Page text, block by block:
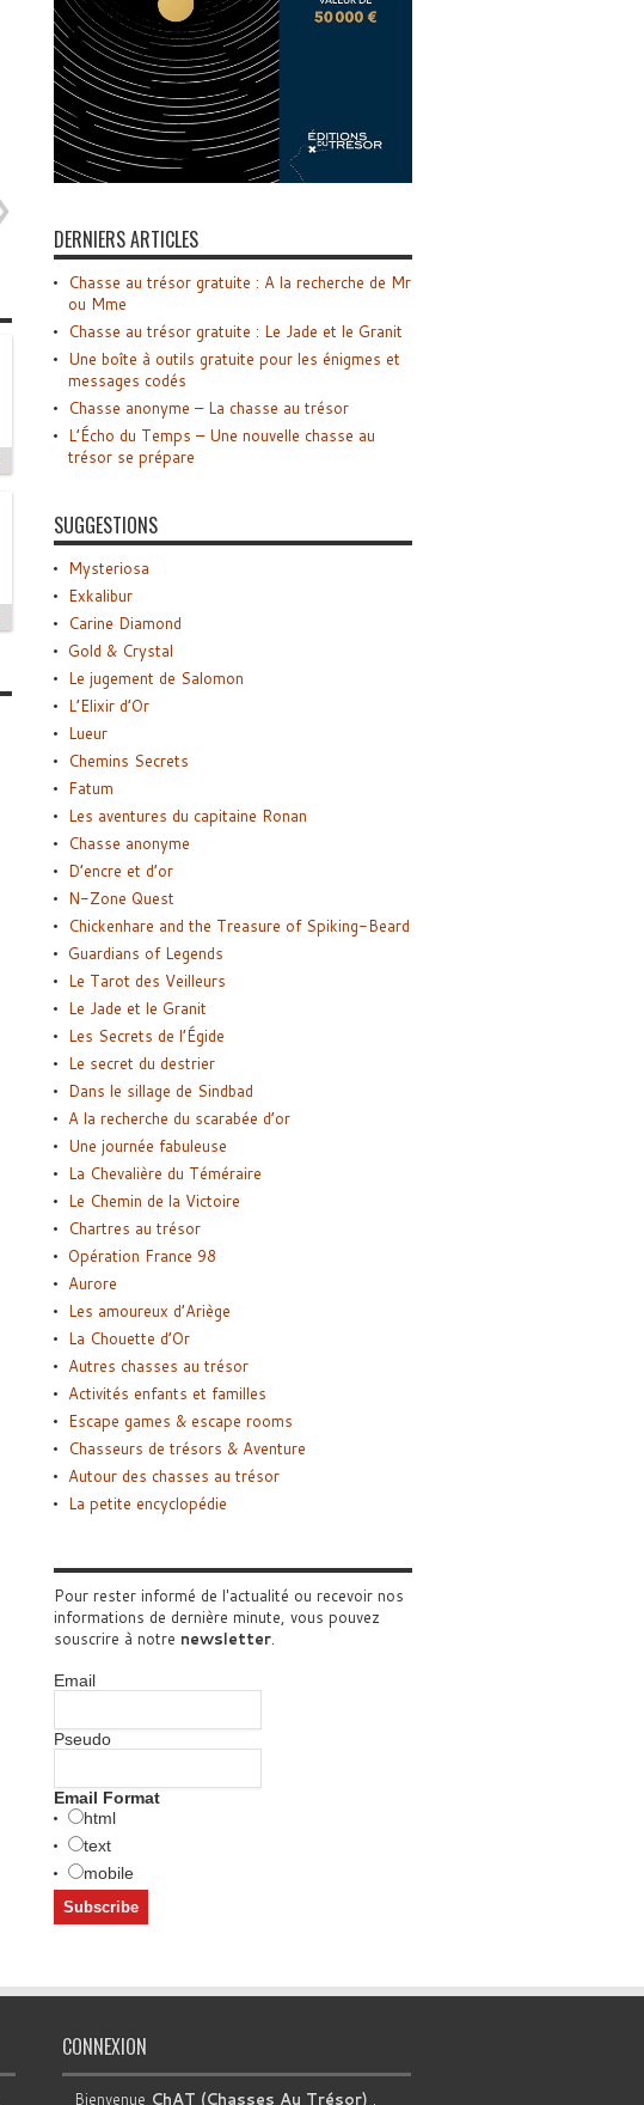
DERNIERS ARTICLES
Chasse au trésor gratuite : A la recherche de Mr
ou Mme
Chasse au trésor gratuite : Le Jade et le Granit
Une boîte à outils gratuite pour les énigmes et
messages codés
Chasse anonyme – La chasse au trésor
L’Écho du Temps – Une nouvelle chasse au
trésor se prépare
SUGGESTIONS
Mysteriosa
Exkalibur
Carine Diamond
Gold & Crystal
Le jugement de Salomon
L’Elixir d’Or
Lueur
Chemins Secrets
Fatum
Les aventures du capitaine Ronan
Chasse anonyme
D’encre et d’or
N-Zone Quest
Chickenhare and the Treasure of Spiking-Beard
Guardians of Legends
Le Tarot des Veilleurs
Le Jade et le Granit
Les Secrets de l’Égide
Le secret du destrier
Dans le sillage de Sindbad
A la recherche du scarabée d’or
Une journée fabuleuse
La Chevalière du Téméraire
Le Chemin de la Victoire
Chartres au trésor
Opération France 98
Aurore
Les amoureux d’Ariège
La Chouette d’Or
Autres chasses au trésor
Activités enfants et familles
Escape games & escape rooms
Chasseurs de trésors & Aventure
Autour des chasses au trésor
La petite encyclopédie
Pour rester informé de l'actualité ou recevoir nos
informations de dernière minute, vous pouvez
souscrire à notre newsletter.
Email
Pseudo
Email Format
html
text
mobile
CONNEXION
Bienvenue ChAT (Chasses Au Trésor) .